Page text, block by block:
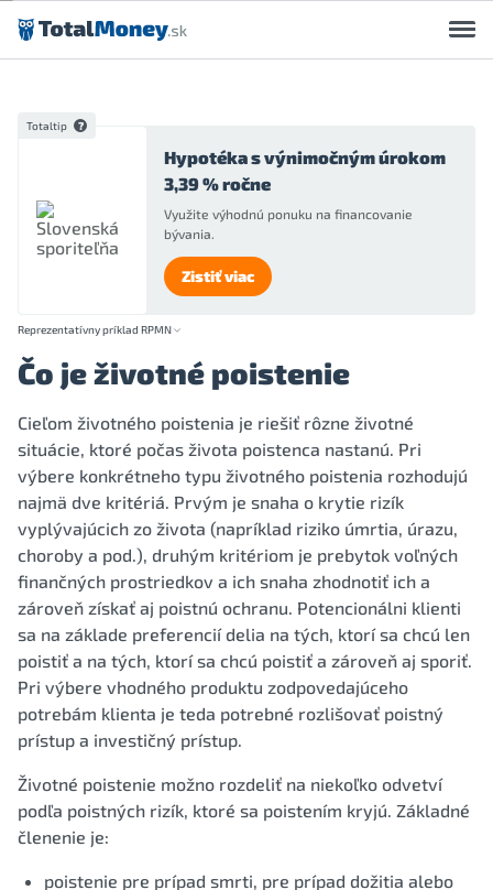
Preskočiť na obsah
Totaltip
Hypotéka s výnimočným úrokom
3,39 % ročne
Využite výhodnú ponuku na financovanie
bývania.
Zistiť viac
Reprezentatívny príklad RPMN
Čo je životné poistenie
Cieľom životného poistenia je riešiť rôzne životné
situácie, ktoré počas života poistenca nastanú. Pri
výbere konkrétneho typu životného poistenia rozhodujú
najmä dve kritériá. Prvým je snaha o krytie rizík
vyplývajúcich zo života (napríklad riziko úmrtia, úrazu,
choroby a pod.), druhým kritériom je prebytok voľných
finančných prostriedkov a ich snaha zhodnotiť ich a
zároveň získať aj poistnú ochranu. Potencionálni klienti
sa na základe preferencií delia na tých, ktorí sa chcú len
poistiť a na tých, ktorí sa chcú poistiť a zároveň aj sporiť.
Pri výbere vhodného produktu zodpovedajúceho
potrebám klienta je teda potrebné rozlišovať poistný
prístup a investičný prístup.
Životné poistenie možno rozdeliť na niekoľko odvetví
podľa poistných rizík, ktoré sa poistením kryjú. Základné
členenie je:
poistenie pre prípad smrti, pre prípad dožitia alebo